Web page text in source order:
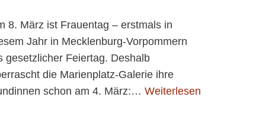
8. März ist Frauentag – erstmals in
Jahr in Mecklenburg-Vorpommern
gesetzlicher Feiertag. Deshalb
die Marienplatz-Galerie ihre
schon am 4. März:… Weiterlesen